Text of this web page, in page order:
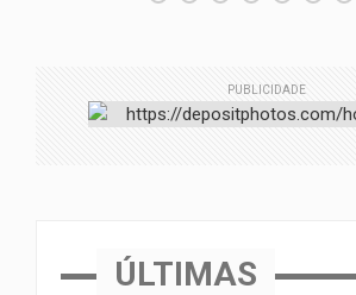
PUBLICIDADE
ÚLTIMAS